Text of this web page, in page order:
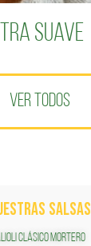
Suave
VER TODOS
SALSAS
CLÁSICO MORTERO